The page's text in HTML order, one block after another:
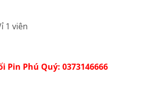
1 viên
Pin Phú Quý: 0373146666
vỉ 1 viên chính hãng số lượng